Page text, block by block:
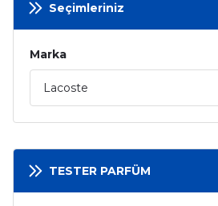
Seçimleriniz
Marka
Lacoste
TESTER PARFÜM